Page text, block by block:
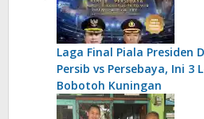
Laga Final Piala Presiden
Persib vs Persebaya, Ini
Bobotoh Kuningan